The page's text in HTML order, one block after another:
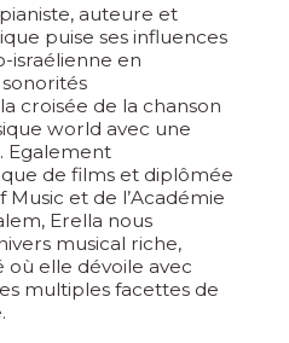
auteure et
puise ses influences
israélienne en
croisée de la chanson
world avec une
Egalement
de films et diplômée
et de l’Académie
Erella nous
musical riche,
elle dévoile avec
multiples facettes de